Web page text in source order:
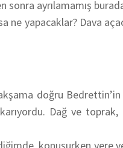
sonra ayrılamamış
ne yapacaklar? Dava
doğru Bedrettin’in
Dağ ve
konuşurken